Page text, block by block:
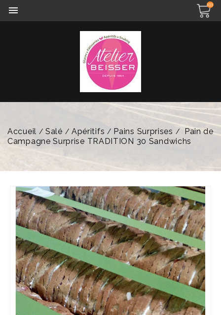
 (0)
Accueil Salé Apéritifs Pains Surprises
Pain de
Campagne Surprise TRADITION 30 Sandwichs